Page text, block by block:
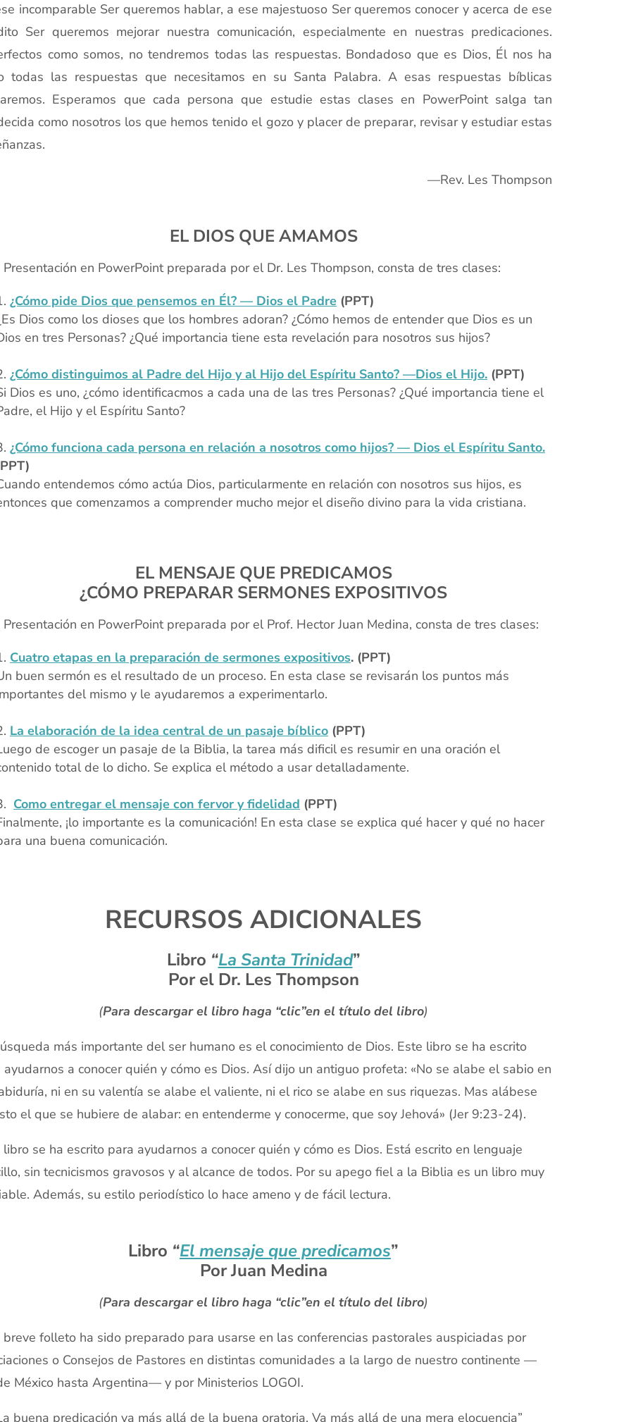
incomparable Ser queremos hablar, a ese majestuoso Ser queremos conocer y acerca de ese
Ser queremos mejorar nuestra comunicación, especialmente en nuestras predicaciones.
como somos, no tendremos todas las respuestas. Bondadoso que es Dios, Él nos ha
todas las respuestas que necesitamos en su Santa Palabra. A esas respuestas bíblicas
Esperamos que cada persona que estudie estas clases en PowerPoint salga tan
como nosotros los que hemos tenido el gozo y placer de preparar, revisar y estudiar estas
—Rev. Les Thompson
EL DIOS QUE AMAMOS
Presentación en PowerPoint preparada por el Dr. Les Thompson, consta de tres clases:
¿Cómo pide Dios que pensemos en Él? — Dios el Padre (PPT)
Dios como los dioses que los hombres adoran? ¿Cómo hemos de entender que Dios es un
en tres Personas? ¿Qué importancia tiene esta revelación para nosotros sus hijos?
¿Cómo distinguimos al Padre del Hijo y al Hijo del Espíritu Santo? —Dios el Hijo. (PPT)
Dios es uno, ¿cómo identificacmos a cada una de las tres Personas? ¿Qué importancia tiene el
el Hijo y el Espíritu Santo?
¿Cómo funciona cada persona en relación a nosotros como hijos? — Dios el Espíritu Santo.
entendemos cómo actúa Dios, particularmente en relación con nosotros sus hijos, es
que comenzamos a comprender mucho mejor el diseño divino para la vida cristiana.
EL MENSAJE QUE PREDICAMOS
¿CÓMO PREPARAR SERMONES EXPOSITIVOS
Presentación en PowerPoint preparada por el Prof. Hector Juan Medina, consta de tres clases:
Cuatro etapas en la preparación de sermones expositivos. (PPT)
buen sermón es el resultado de un proceso. En esta clase se revisarán los puntos más
del mismo y le ayudaremos a experimentarlo.
La elaboración de la idea central de un pasaje bíblico (PPT)
de escoger un pasaje de la Biblia, la tarea más dificil es resumir en una oración el
total de lo dicho. Se explica el método a usar detalladamente.
Como entregar el mensaje con fervor y fidelidad (PPT)
¡lo importante es la comunicación! En esta clase se explica qué hacer y qué no hacer
una buena comunicación.
RECURSOS ADICIONALES
Libro “La Santa Trinidad”
Por el Dr. Les Thompson
(Para descargar el libro haga “clic”en el título del libro)
más importante del ser humano es el conocimiento de Dios. Este libro se ha escrito
ayudarnos a conocer quién y cómo es Dios. Así dijo un antiguo profeta: «No se alabe el sabio en
ni en su valentía se alabe el valiente, ni el rico se alabe en sus riquezas. Mas alábese
el que se hubiere de alabar: en entenderme y conocerme, que soy Jehová» (Jer 9:23-24).
libro se ha escrito para ayudarnos a conocer quién y cómo es Dios. Está escrito en lenguaje
sin tecnicismos gravosos y al alcance de todos. Por su apego fiel a la Biblia es un libro muy
Además, su estilo periodístico lo hace ameno y de fácil lectura.
Libro “El mensaje que predicamos”
Por Juan Medina
(Para descargar el libro haga “clic”en el título del libro)
breve folleto ha sido preparado para usarse en las conferencias pastorales auspiciadas por
o Consejos de Pastores en distintas comunidades a la largo de nuestro continente —
México hasta Argentina— y por Ministerios LOGOI.
buena predicación va más allá de la buena oratoria. Va más allá de una mera elocuencia”